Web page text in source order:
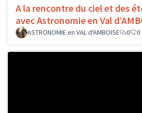
A la rencontre du ciel et des
avec Astronomie en Val
ASTRONOMIE en VAL d'AMBOISE
0 0